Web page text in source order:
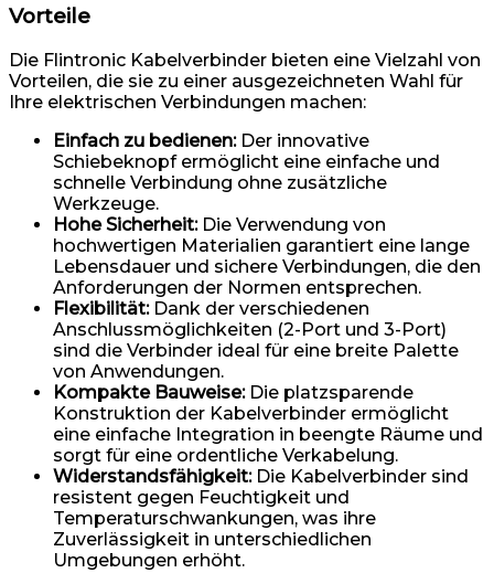
Vorteile
Die Flintronic Kabelverbinder bieten eine Vielzahl von
Vorteilen, die sie zu einer ausgezeichneten Wahl für
Ihre elektrischen Verbindungen machen:
Einfach zu bedienen:Der innovative
Schiebeknopf ermöglicht eine einfache und
schnelle Verbindung ohne zusätzliche
Werkzeuge.
Hohe Sicherheit:Die Verwendung von
hochwertigen Materialien garantiert eine lange
Lebensdauer und sichere Verbindungen, die den
Anforderungen der Normen entsprechen.
Flexibilität:Dank der verschiedenen
Anschlussmöglichkeiten (2-Port und 3-Port)
sind die Verbinder ideal für eine breite Palette
von Anwendungen.
Kompakte Bauweise:Die platzsparende
Konstruktion der Kabelverbinder ermöglicht
eine einfache Integration in beengte Räume und
sorgt für eine ordentliche Verkabelung.
Widerstandsfähigkeit:Die Kabelverbinder sind
resistent gegen Feuchtigkeit und
Temperaturschwankungen, was ihre
Zuverlässigkeit in unterschiedlichen
Umgebungen erhöht.